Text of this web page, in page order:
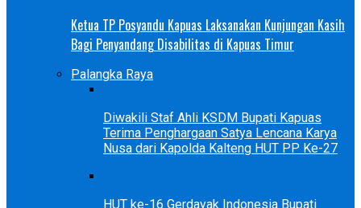
Ketua TP Posyandu Kapuas Laksanakan Kunjungan Kasih
Bagi Penyandang Disabilitas di Kapuas Timur
Palangka Raya
Diwakili Staf Ahli KSDM Bupati Kapuas
Terima Penghargaan Satya Lencana Karya
Nusa dari Kapolda Kalteng HUT PP Ke-27
HUT ke-16 Gerdayak Indonesia Bupati